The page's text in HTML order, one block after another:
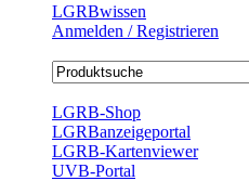
LGRBwissen
Anmelden / Registrieren
LGRB-Shop
LGRBanzeigeportal
LGRB-Kartenviewer
UVB-Portal